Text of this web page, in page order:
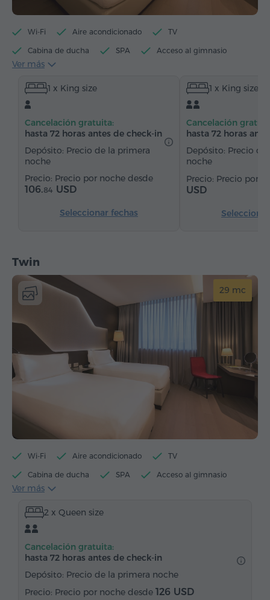
Wi-Fi Aire acondicionado TV
Cabina de ducha SPA Acceso al gimnasio
Acceso a la sauna
Hervidor eléctrico Artículos de tocador Toallas
Allbornoz Secador de pelo
Bidé Calefacción Armario/Guardarropa
Caja de caudales
Alarma
Lámpara de noche Canales de satélite
Plancha con tabla
Ver más
1 x King size
Cancelación gratuita:
hasta 72 horas antes de check-in
Depósito: Precio de la primera
noche
Precio por noche desde
106.84 USD
Seleccionar fechas
1 x King size
Cancelación
hasta 72 horas
Depósito: Precio
noche
Precio por
USD
Twin
29 mc
Wi-Fi Aire acondicionado TV
Cabina de ducha SPA Acceso al gimnasio
Acceso a la sauna
Hervidor eléctrico
Allbornoz
Bidé Calefacción
Alarma Servicio despertador
Ver más
2 x Queen size
Cancelación gratuita:
hasta 72 horas antes de check-in
Depósito: Precio de la primera noche
Precio por noche desde 126 USD